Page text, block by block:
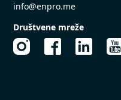
info@enpro.me
Društvene mreže